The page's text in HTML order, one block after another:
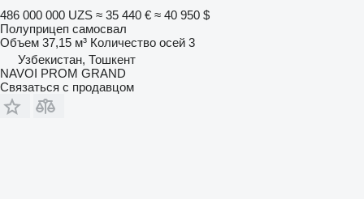
486 000 000 UZS ≈ 35 440 € ≈ 40 950 $
Полуприцеп самосвал
Объем 37,15 м³ Количество осей 3
Узбекистан, Тошкент
NAVOI PROM GRAND
Связаться с продавцом